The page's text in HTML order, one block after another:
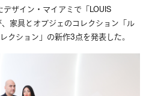
ザイン・マイアミで「LOUIS
家具とオブジェのコレクション「ル
クション」の新作3点を発表した。